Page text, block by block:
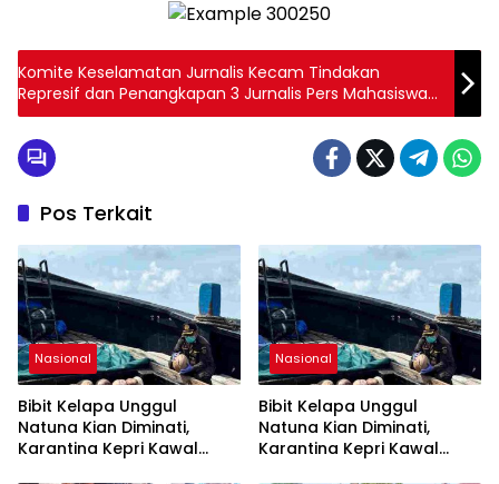
Komite Keselamatan Jurnalis Kecam Tindakan
Represif dan Penangkapan 3 Jurnalis Pers Mahasiswa
di Makassar
Pos Terkait
Nasional
Bibit Kelapa Unggul
Natuna Kian Diminati,
Karantina Kepri Kawal
Nasional
Bibit Kelapa Unggul
Natuna Kian Diminati,
Karantina Kepri Kawal